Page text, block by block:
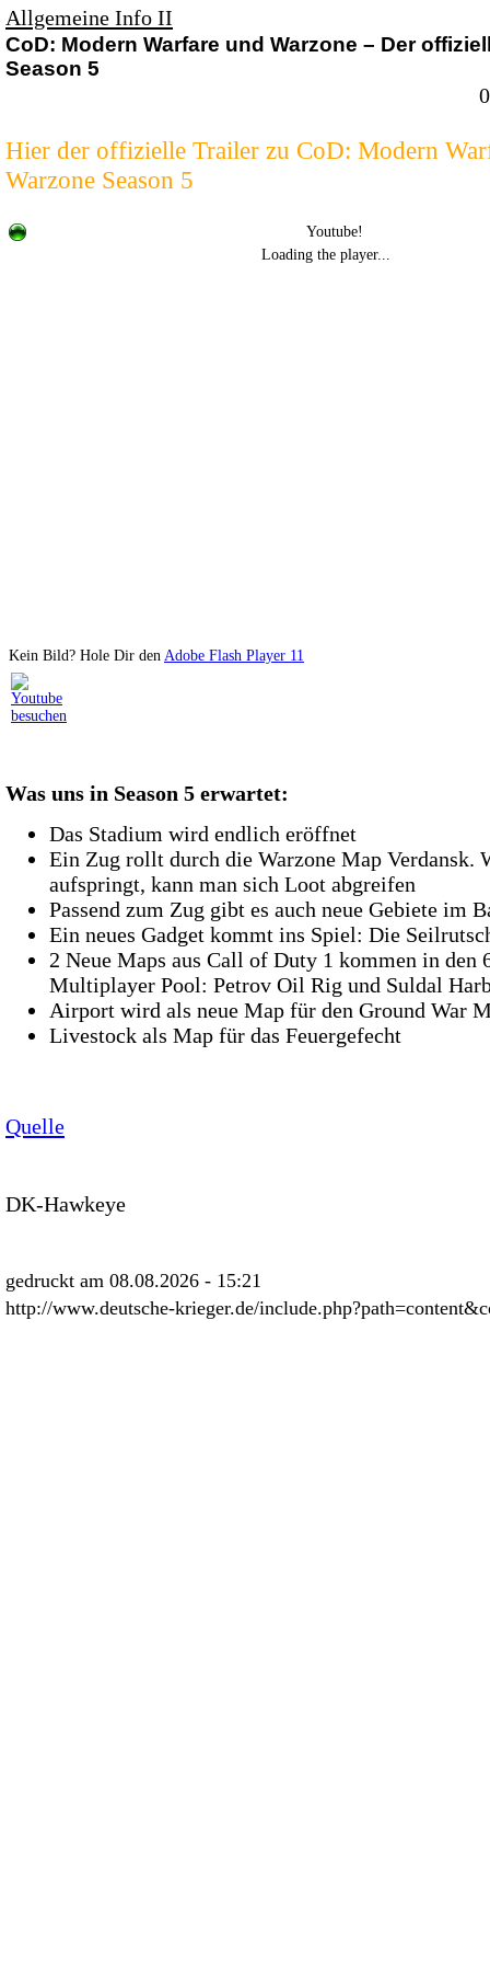
Allgemeine Info II
CoD: Modern Warfare und Warzone – Der
Season 5
Hier der offizielle Trailer zu CoD: Modern
Warzone Season 5
Youtube!
Loading the player...
Kein Bild? Hole Dir den Adobe Flash Player 11
Was uns in Season 5 erwartet:
Das Stadium wird endlich eröffnet
Ein Zug rollt durch die Warzone Map Verdansk.
aufspringt, kann man sich Loot abgreifen
Passend zum Zug gibt es auch neue Gebiete im
Ein neues Gadget kommt ins Spiel: Die
2 Neue Maps aus Call of Duty 1 kommen in den
Multiplayer Pool: Petrov Oil Rig und Suldal
Airport wird als neue Map für den Ground War
Livestock als Map für das Feuergefecht
Quelle
DK-Hawkeye
gedruckt am 08.08.2026 - 15:21
http://www.deutsche-krieger.de/